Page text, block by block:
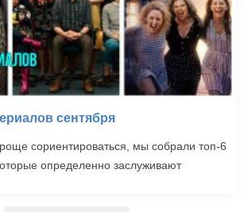
сентября
сориентироваться, мы собрали топ-6
определенно заслуживают